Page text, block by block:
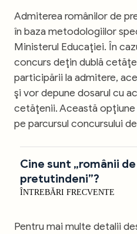
Admiterea românilor de
în baza metodologiilor
Ministerul Educaţiei. În
concurs deţin dublă
participării la admitere,
şi vor depune dosarul cu
cetăţenii. Această
pe parcursul concursului
Cine sunt „românii de
pretutindeni”?
ÎNTREBĂRI FRECVENTE
Pentru mai multe detalii